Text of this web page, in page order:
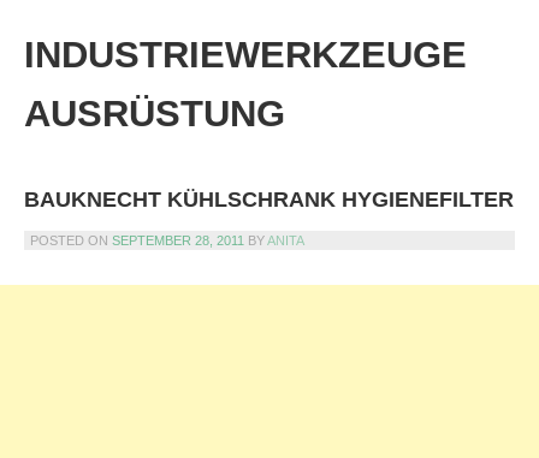
content
INDUSTRIEWERKZEUGE
AUSRÜSTUNG
BAUKNECHT KÜHLSCHRANK HYGIENEFILTER
POSTED ON SEPTEMBER 28, 2011 BYANITA